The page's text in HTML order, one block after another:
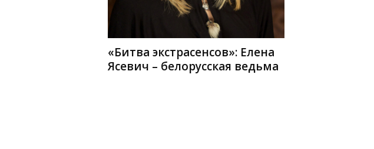
«Битва экстрасенсов»: Елена
Ясевич – белорусская ведьма